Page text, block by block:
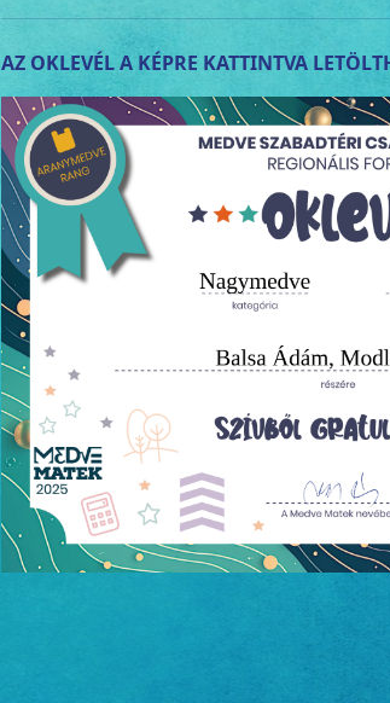
AZ OKLEVÉL A KÉPRE KATTINTVA